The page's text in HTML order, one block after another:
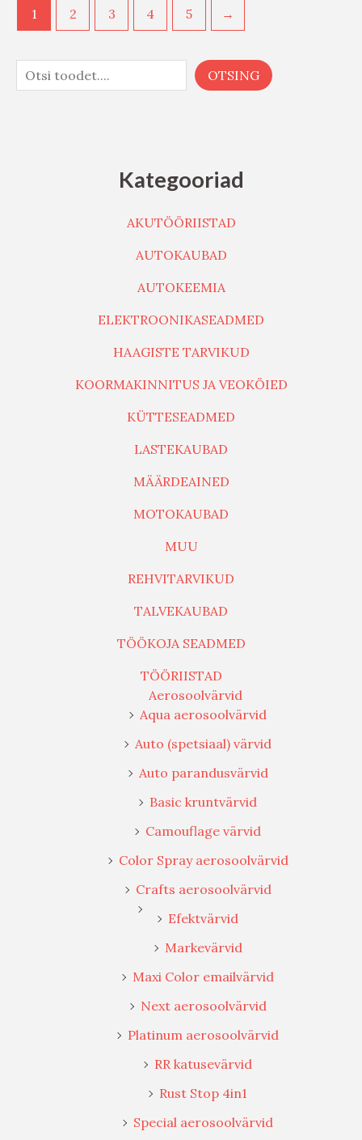
OTSING
Kategooriad
AKUTÖÖRIISTAD
AUTOKAUBAD
AUTOKEEMIA
ELEKTROONIKASEADMED
HAAGISTE TARVIKUD
KOORMAKINNITUS JA VEOKÖIED
KÜTTESEADMED
LASTEKAUBAD
MÄÄRDEAINED
MOTOKAUBAD
MUU
REHVITARVIKUD
TALVEKAUBAD
TÖÖKOJA SEADMED
TÖÖRIISTAD
Aerosoolvärvid
Aqua aerosoolvärvid
Auto (spetsiaal) värvid
Auto parandusvärvid
Basic kruntvärvid
Camouflage värvid
Color Spray aerosoolvärvid
Crafts aerosoolvärvid
Efektvärvid
Markevärvid
Maxi Color emailvärvid
Next aerosoolvärvid
Platinum aerosoolvärvid
RR katusevärvid
Rust Stop 4in1
Special aerosoolvärvid
1 2 3 4 5 →